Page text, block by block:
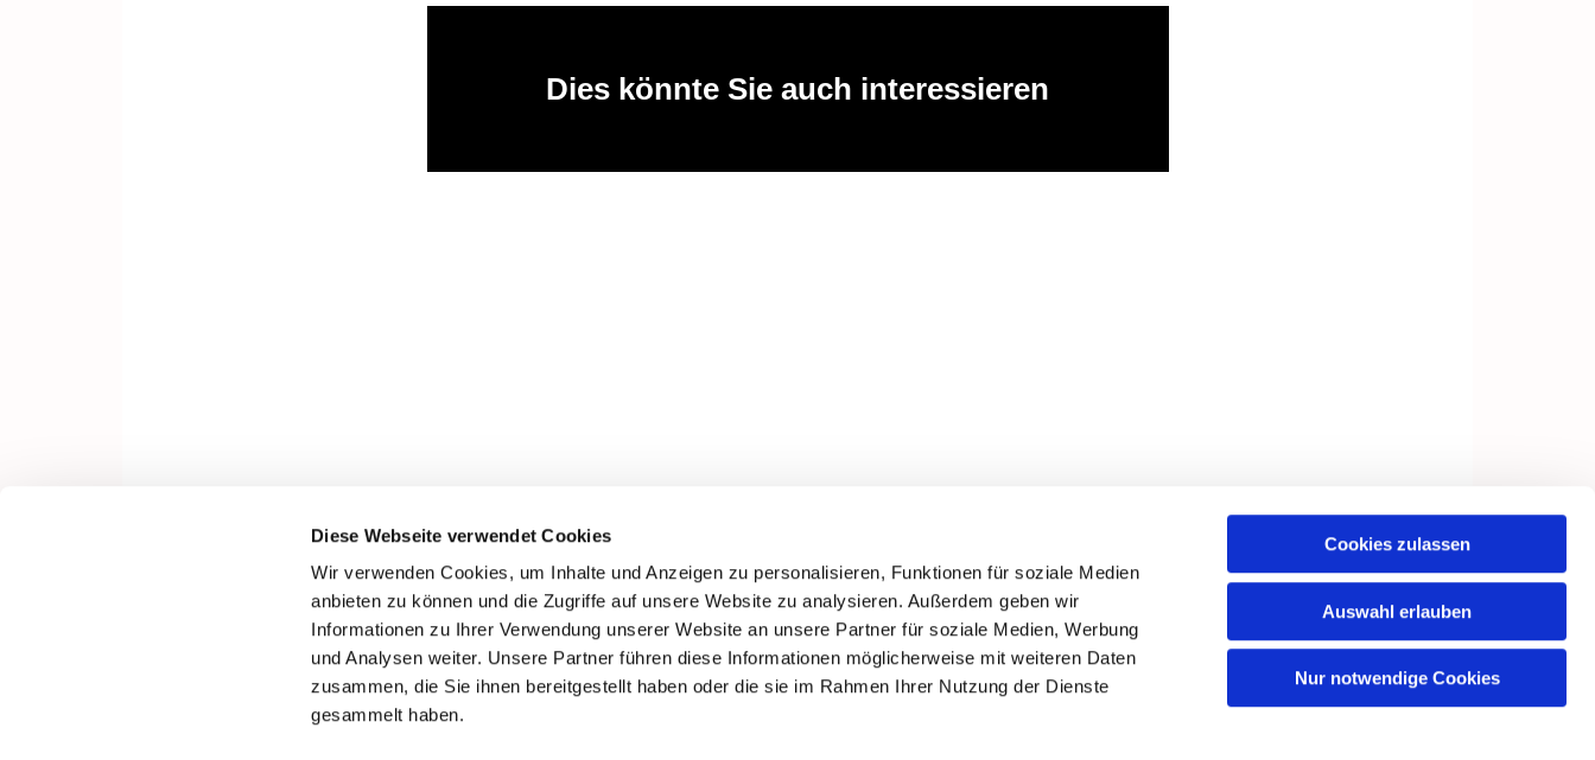
Diese Webseite verwendet Cookies
Wir verwenden Cookies, um Inhalte und Anzeigen zu personalisieren, Funktionen für soziale Medien
anbieten zu können und die Zugriffe auf unsere Website zu analysieren. Außerdem geben wir
Informationen zu Ihrer Verwendung unserer Website an unsere Partner für soziale Medien, Werbung
und Analysen weiter. Unsere Partner führen diese Informationen möglicherweise mit weiteren Daten
zusammen, die Sie ihnen bereitgestellt haben oder die sie im Rahmen Ihrer Nutzung der Dienste
gesammelt haben.
Cookies zulassen
Auswahl erlauben
Nur notwendige Cookies
Dies könnte Sie auch interessieren